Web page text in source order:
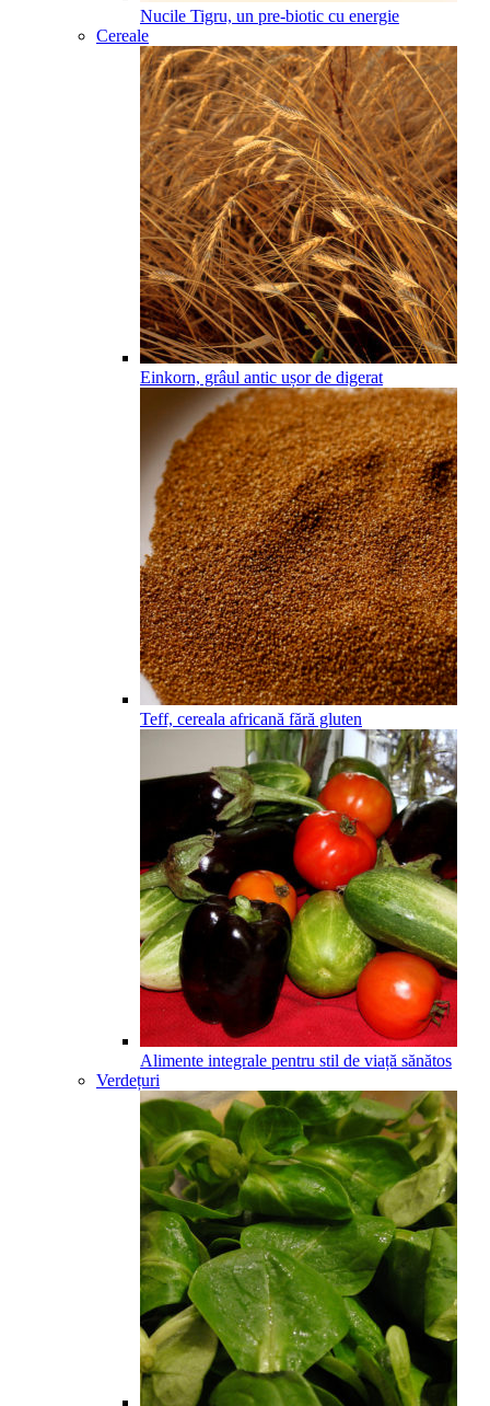
Nucile Tigru, un pre-biotic cu energie
Cereale
Einkorn, grâul antic ușor de digerat
Teff, cereala africană fără gluten
Alimente integrale pentru stil de viață sănătos
Verdețuri